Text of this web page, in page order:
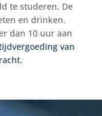
te studeren. De
en drinken.
dan 10 uur aan
van
.